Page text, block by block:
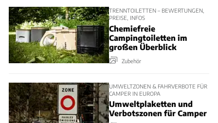
TRENNTOILETTEN – BEWERTUNGEN,
PREISE, INFOS
Chemiefreie
Campingtoiletten im
großen Überblick
Zubehör
UMWELTZONEN & FAHRVERBOTE FÜR
CAMPER IN EUROPA
Umweltplaketten und
Verbotszonen für Camper